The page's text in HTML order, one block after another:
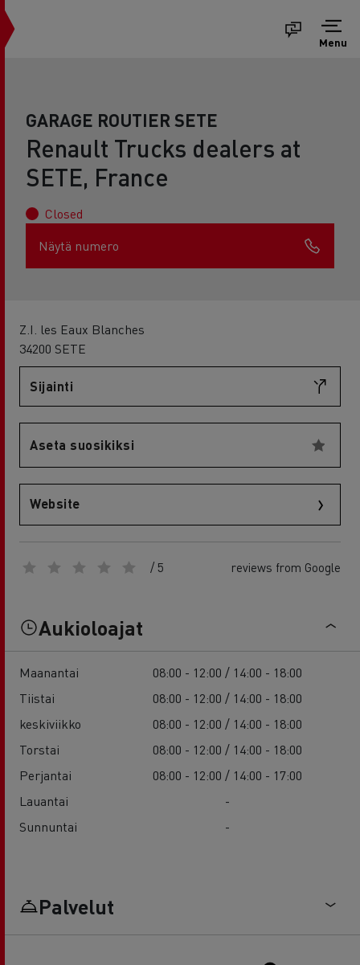
Menu
GARAGE ROUTIER SETE
Renault Trucks dealers at
SETE, France
Closed
Näytä numero
Z.I. les Eaux Blanches
34200 SETE
Sijainti
Aseta suosikiksi
Website
/ 5 reviews from Google
Aukioloajat
Maanantai
08:00 - 12:00 / 14:00 - 18:00
Tiistai
08:00 - 12:00 / 14:00 - 18:00
keskiviikko
08:00 - 12:00 / 14:00 - 18:00
Torstai
08:00 - 12:00 / 14:00 - 18:00
Perjantai
08:00 - 12:00 / 14:00 - 17:00
Lauantai
-
Sunnuntai
-
Palvelut